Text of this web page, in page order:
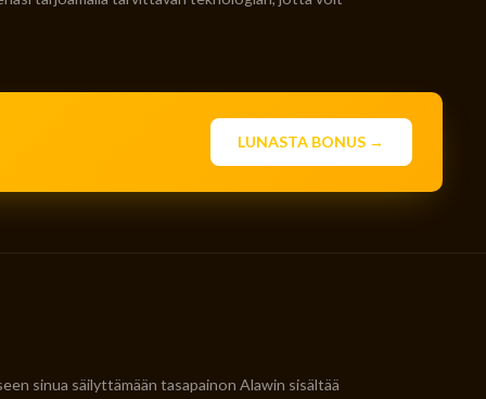
LUNASTA BONUS →
sinua säilyttämään tasapainon Alawin sisältää